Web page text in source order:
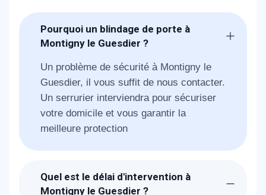
Pourquoi un blindage de porte à
Montigny le Guesdier ?
Un problème de sécurité à Montigny le
Guesdier, il vous suffit de nous contacter.
Un serrurier interviendra pour sécuriser
votre domicile et vous garantir la
meilleure protection
Quel est le délai d'intervention à
Montigny le Guesdier ?